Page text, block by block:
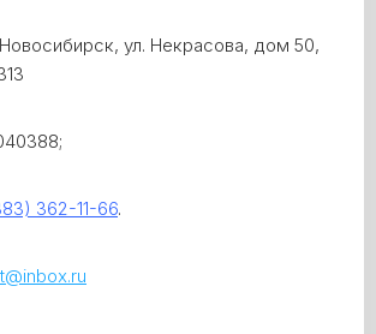
ул. Некрасова, дом 50,
362-11-66.